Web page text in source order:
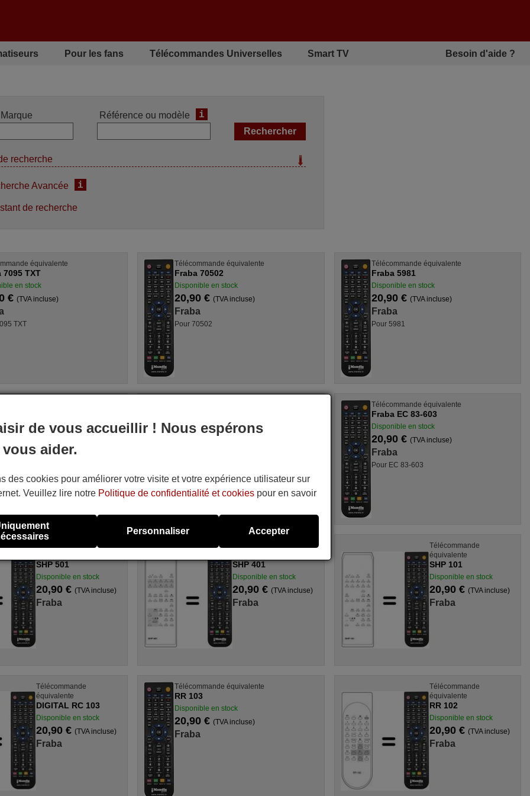
Pour les fans Télécommandes Universelles Smart TV Besoin d'aide ?
Marque Référence ou modèle i
recherche
Avancée i
de recherche
équivalente
7095 TXT
en stock
€ (TVA incluse)
TXT
Télécommande équivalente
Fraba 70502
Disponible en stock
20,90 € (TVA incluse)
Fraba
Pour 70502
Télécommande équivalente
Fraba 5981
Disponible en stock
20,90 € (TVA incluse)
Fraba
Pour 5981
en stock
€
Disponible en stock
Télécommande équivalente
Fraba EC 83-603
Disponible en stock
20,90 € (TVA incluse)
Fraba
Pour EC 83-603
SHP 501
Disponible en stock
20,90 € (TVA incluse)
Fraba
SHP 401
Disponible en stock
20,90 € (TVA incluse)
Fraba
Télécommande
équivalente
SHP 101
Disponible en stock
20,90 € (TVA incluse)
Fraba
Télécommande
équivalente
DIGITAL RC 103
Disponible en stock
20,90 € (TVA incluse)
Fraba
Télécommande équivalente
RR 103
Disponible en stock
20,90 € (TVA incluse)
Fraba
Télécommande
équivalente
RR 102
Disponible en stock
20,90 € (TVA incluse)
Fraba
de vous accueillir ! Nous espérons
aider.
des cookies pour améliorer votre visite et votre expérience utilisateur sur
Veuillez lire notre Politique de confidentialité et cookies pour en savoir
Personnaliser Accepter